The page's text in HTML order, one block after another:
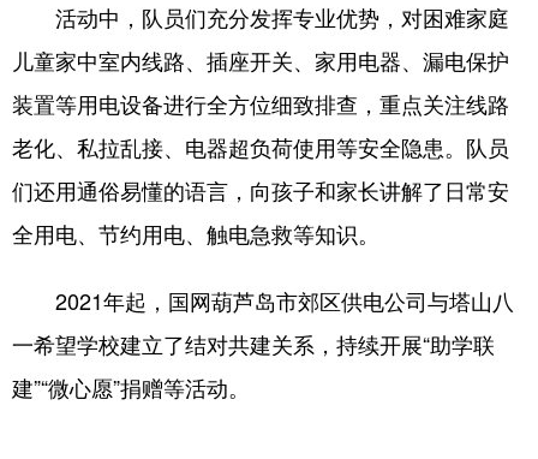
活动中，队员们充分发挥专业优势，对困难家庭
儿童家中室内线路、插座开关、家用电器、漏电保护
装置等用电设备进行全方位细致排查，重点关注线路
老化、私拉乱接、电器超负荷使用等安全隐患。队员
们还用通俗易懂的语言，向孩子和家长讲解了日常安
全用电、节约用电、触电急救等知识。
2021年起，国网葫芦岛市郊区供电公司与塔山八
一希望学校建立了结对共建关系，持续开展“助学联
建”“微心愿”捐赠等活动。